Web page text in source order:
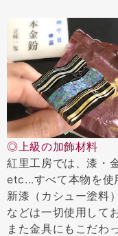
◎上級の加飾材料
紅里工房では、漆・
etc...すべて本物を使
新漆（カシュー塗料
などは一切使用して
また金具にもこだわ